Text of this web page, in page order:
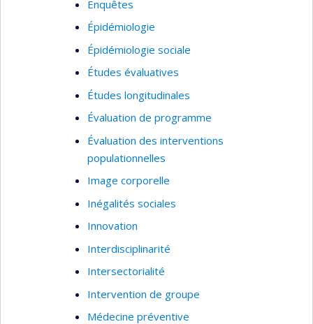
objectif de diffuser les connaissances
concernant les services périnataux et
préscolaires les plus efficaces afin
d’améliorer ces services.
recherche : l'Observatoire pour l'Éducation et la
Santé des enfants, LeGroupe de Recherche sur
l'Inadaptation Psychosociale chez l'enfant
Réseau Périnatologie
Enquêtes
Épidémiologie
Épidémiologie sociale
Études évaluatives
Études longitudinales
Évaluation de programme
Évaluation des interventions
populationnelles
Image corporelle
Inégalités sociales
Innovation
Interdisciplinarité
Intersectorialité
Intervention de groupe
Médecine préventive